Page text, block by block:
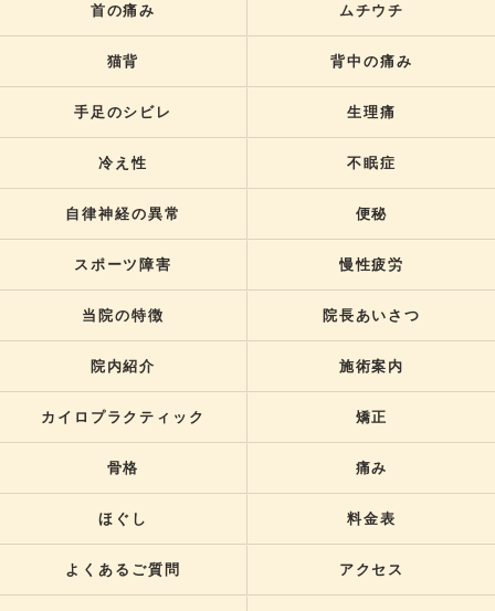
首の痛み ムチウチ
猫背 背中の痛み
手足のシビレ 生理痛
冷え性 不眠症
自律神経の異常 便秘
スポーツ障害 慢性疲労
当院の特徴 院長あいさつ
院内紹介 施術案内
カイロプラクティック 矯正
骨格 痛み
ほぐし 料金表
よくあるご質問 アクセス